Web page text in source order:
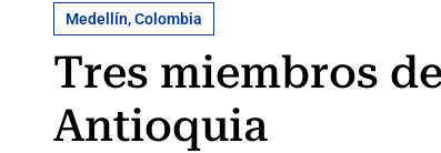
Medellín, Colombia
Tres miembros
Antioquia